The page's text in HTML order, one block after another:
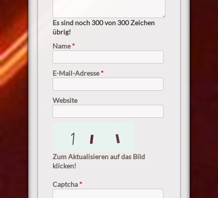
Es sind noch 300von 300 Zeichen
übrig!
Name*
E-Mail-Adresse*
Website
Zum Aktualisieren auf das Bild
klicken!
Captcha*